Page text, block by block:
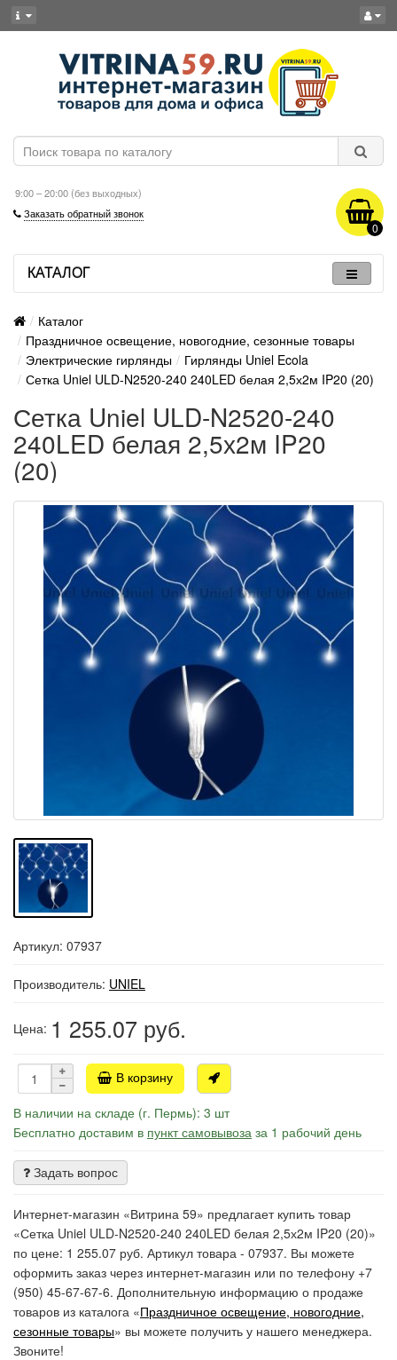
9:00 – 20:00 (без выходных)
Заказать обратный звонок
0
КАТАЛОГ
Каталог
Праздничное освещение, новогодние, сезонные товары
Электрические гирлянды
Гирлянды Uniel Ecola
Сетка Uniel ULD-N2520-240 240LED белая 2,5х2м IP20 (20)
Сетка Uniel ULD-N2520-240
240LED белая 2,5х2м IP20
(20)
Артикул: 07937
Производитель: UNIEL
Цена: 1 255.07 руб.
В корзину
В наличии на складе (г. Пермь): 3 шт
Бесплатно доставим в пункт самовывоза за 1 рабочий день
Задать вопрос
Интернет-магазин «Витрина 59» предлагает купить товар
«Сетка Uniel ULD-N2520-240 240LED белая 2,5х2м IP20 (20)»
по цене: 1 255.07 руб. Артикул товара - 07937. Вы можете
оформить заказ через интернет-магазин или по телефону +7
(950) 45-67-67-6. Дополнительную информацию о продаже
товаров из каталога «Праздничное освещение, новогодние,
сезонные товары» вы можете получить у нашего менеджера.
Звоните!